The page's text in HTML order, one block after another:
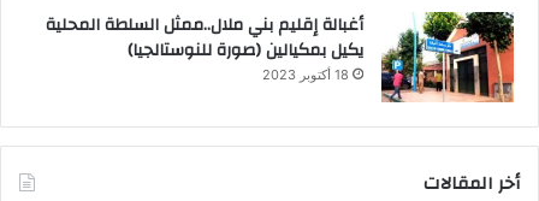
أغبالة إقليم بني ملال..ممثل السلطة المحلية
يكيل بمكيالين (صورة للنوستالجيا)
18 أكتوبر 2023
أخر المقالات